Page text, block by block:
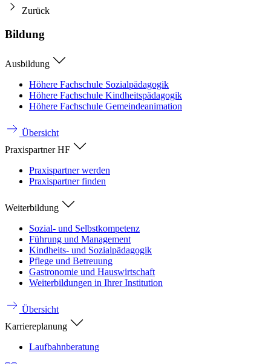
Zurück
Bildung
Ausbildung
Höhere Fachschule Sozialpädagogik
Höhere Fachschule Kindheitspädagogik
Höhere Fachschule Gemeindeanimation
Übersicht
Praxispartner HF
Praxispartner werden
Praxispartner finden
Weiterbildung
Sozial- und Selbstkompetenz
Führung und Management
Kindheits- und Sozialpädagogik
Pflege und Betreuung
Gastronomie und Hauswirtschaft
Weiterbildungen in Ihrer Institution
Übersicht
Karriereplanung
Laufbahnberatung